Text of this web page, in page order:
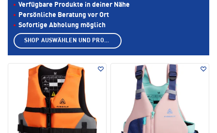
Verfügbare Produkte in deiner Nähe
Persönliche Beratung vor Ort
Sofortige Abholung möglich
SHOP AUSWÄHLEN UND PRODUKTE ANZEIGEN